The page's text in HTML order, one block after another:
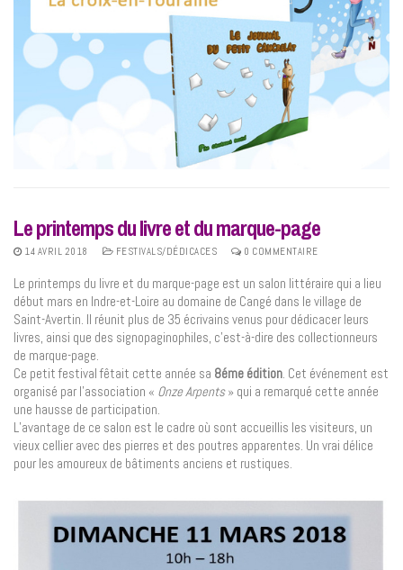
Le printemps du livre et du marque-page
14 AVRIL 2018 FESTIVALS/DÉDICACES 0 COMMENTAIRE
Le printemps du livre et du marque-page est un salon littéraire qui a lieu
début mars en Indre-et-Loire au domaine de Cangé dans le village de
Saint-Avertin. Il réunit plus de 35 écrivains venus pour dédicacer leurs
livres, ainsi que des signopaginophiles, c’est-à-dire des collectionneurs
de marque-page.
Ce petit festival fêtait cette année sa 8éme édition. Cet événement est
organisé par l’association « Onze Arpents» qui a remarqué cette année
une hausse de participation.
L’avantage de ce salon est le cadre où sont accueillis les visiteurs, un
vieux cellier avec des pierres et des poutres apparentes. Un vrai délice
pour les amoureux de bâtiments anciens et rustiques.